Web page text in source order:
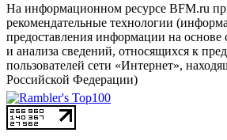
На информационном ресурсе BFM.ru
рекомендательные технологии
предоставления информации на основе
и анализа сведений, относящихся к
пользователей сети «Интернет»,
Российской Федерации)